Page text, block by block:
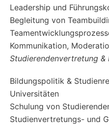
Leadership und
Begleitung von
Kommunikation,
Studierendenvertretung
Bildungspolitik &
Universitäten
Schulung von
Studienvertretungs- und